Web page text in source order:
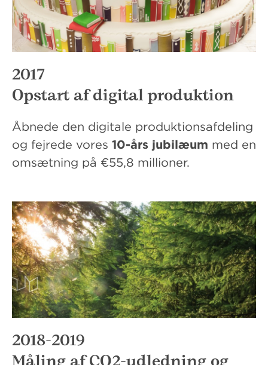
2017
Opstart af digital produktion
Åbnede den digitale produktionsafdeling
og fejrede vores 10-års jubilæum med en
omsætning på €55,8 millioner.
2018-2019
Måling af CO2-udledning og